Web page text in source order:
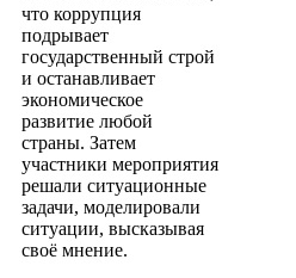
что коррупция
подрывает
государственный строй
и останавливает
экономическое
развитие любой
страны. Затем
участники мероприятия
решали ситуационные
задачи, моделировали
ситуации, высказывая
своё мнение.